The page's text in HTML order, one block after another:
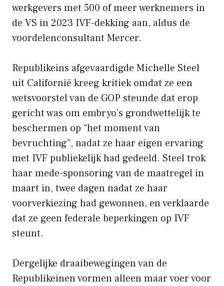
werkgevers met 500 of meer werknemers in
de VS in 2023 IVF-dekking aan, aldus de
voordelenconsultant Mercer.
Republikeins afgevaardigde Michelle Steel
uit Californië kreeg kritiek omdat ze een
wetsvoorstel van de GOP steunde dat erop
gericht was om embryo’s grondwettelijk te
beschermen op “het moment van
bevruchting”, nadat ze haar eigen ervaring
met IVF publiekelijk had gedeeld. Steel trok
haar mede-sponsoring van de maatregel in
maart in, twee dagen nadat ze haar
voorverkiezing had gewonnen, en verklaarde
dat ze geen federale beperkingen op IVF
steunt.
Dergelijke draaibewegingen van de
Republikeinen vormen alleen maar voer voor